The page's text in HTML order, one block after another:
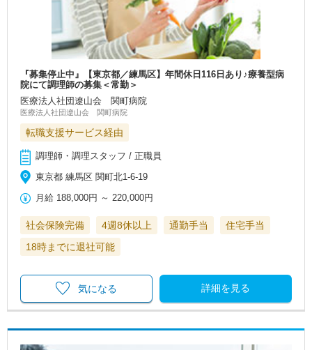
『募集停止中』【東京都／練馬区】年間休日116日あり♪療養型病
院にて調理師の募集＜常勤＞
医療法人社団遼山会 関町病院
医療法人社団遼山会 関町病院
転職支援サービス経由
調理師・調理スタッフ / 正職員
東京都 練馬区 関町北1-6-19
月給 188,000円 ～220,000円
社会保険完備 4週8休以上 通勤手当
住宅手当
18時までに退社可能
詳細を見る
気になる